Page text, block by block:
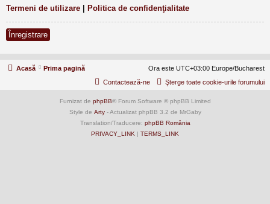
Termeni de utilizare | Politica de confidenţialitate
Înregistrare
Acasă Prima pagină
Ora este UTC+03:00 Europe/Bucharest
Şterge toate cookie-urile forumului
Contactează-ne
Furnizat de phpBB® Forum Software © phpBB Limited
Style de Arty- Actualizat phpBB 3.2 de MrGaby
Translation/Traducere: phpBB România
PRIVACY_LINK | TERMS_LINK